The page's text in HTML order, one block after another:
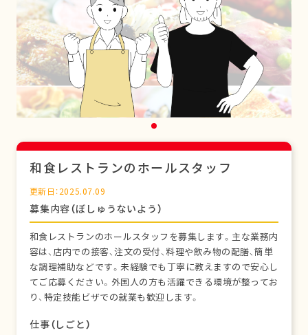
和食レストランのホールスタッフ
更新日：2025.07.09
募集内容（ぼしゅうないよう）
和食レストランのホールスタッフを募集します。主な業務内
容は、店内での接客、注文の受付、料理や飲み物の配膳、簡単
な調理補助などです。未経験でも丁寧に教えますので安心し
てご応募ください。外国人の方も活躍できる環境が整ってお
り、特定技能ビザでの就業も歓迎します。
仕事（しごと）